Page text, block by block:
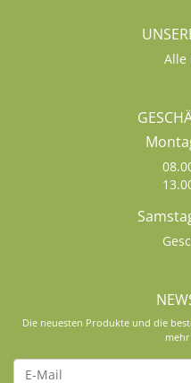
Alle
Die neuesten Produkte und die